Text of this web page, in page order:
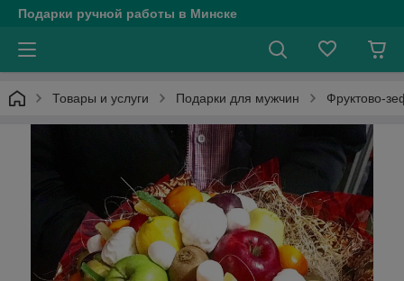
Подарки ручной работы в Минске
Товары и услуги Подарки для мужчин Фруктово-